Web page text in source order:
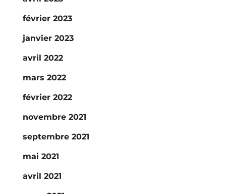
février 2023
janvier 2023
avril 2022
mars 2022
février 2022
novembre 2021
septembre 2021
mai 2021
avril 2021